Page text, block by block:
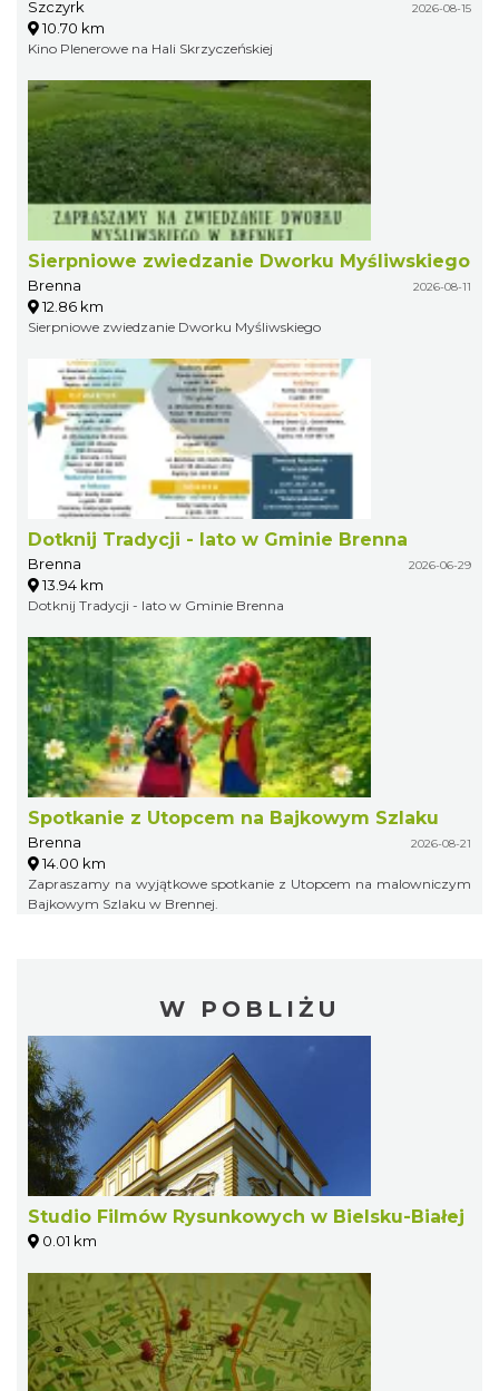
Szczyrk 2026-08-15
10.70 km
Kino Plenerowe na Hali Skrzyczeńskiej
Sierpniowe zwiedzanie Dworku Myśliwskiego
Brenna 2026-08-11
12.86 km
Sierpniowe zwiedzanie Dworku Myśliwskiego
Dotknij Tradycji - lato w Gminie Brenna
Brenna 2026-06-29
13.94 km
Dotknij Tradycji - lato w Gminie Brenna
Spotkanie z Utopcem na Bajkowym Szlaku
Brenna 2026-08-21
14.00 km
Zapraszamy na wyjątkowe spotkanie z Utopcem na malowniczym
Bajkowym Szlaku w Brennej.
W POBLIŻU
Studio Filmów Rysunkowych w Bielsku-Białej
0.01 km